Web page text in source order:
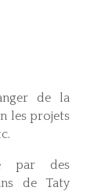
de la
les projets
par des
de Taty